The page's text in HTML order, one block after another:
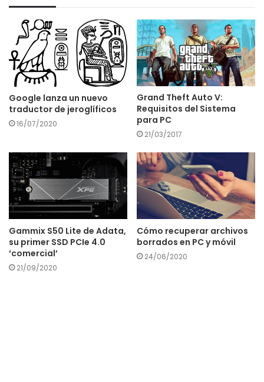
Google lanza un nuevo
traductor de jeroglíficos
16/07/2020
Grand Theft Auto V:
Requisitos del Sistema
para PC
21/03/2017
Gammix S50 Lite de Adata,
su primer SSD PCIe 4.0
‘comercial’
21/09/2020
Cómo recuperar archivos
borrados en PC y móvil
24/06/2020